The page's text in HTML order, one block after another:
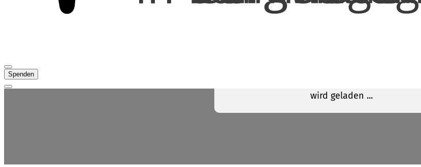
Spenden